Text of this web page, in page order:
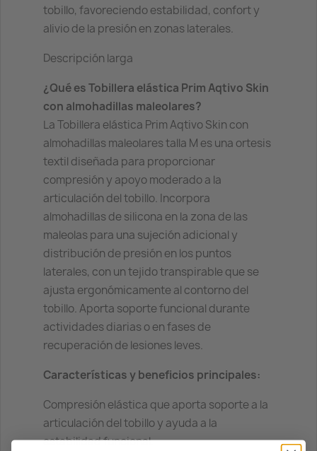
tobillo, favoreciendo estabilidad, confort y
alivio de la presión en zonas laterales.
Descripción larga
¿Qué es Tobillera elástica Prim Aqtivo Skin
con almohadillas maleolares?
La Tobillera elástica Prim Aqtivo Skin con
almohadillas maleolares talla M es una ortesis
textil diseñada para proporcionar
compresión y apoyo moderado a la
articulación del tobillo. Incorpora
almohadillas de silicona en la zona de las
maleolas para una sujeción adicional y
distribución de presión en los puntos
laterales, con un tejido transpirable que se
ajusta ergonómicamente al contorno del
tobillo. Aporta soporte funcional durante
actividades diarias o en fases de
recuperación de lesiones leves.
Características y beneficios principales:
Compresión elástica que aporta soporte a la
articulación del tobillo y ayuda a la
estabilidad funcional.